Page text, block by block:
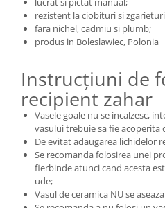
rezistent la ciobituri si zgarieturi
fara nichel, cadmiu si plumb;
produs in Boleslawiec, Polonia
Instrucțiuni de
recipient zahar
Vasele goale nu se incalzesc,
vasului trebuie sa fie acoperita
De evitat adaugarea lichidelor
Se recomanda folosirea unei
fierbinde atunci cand acesta
ude;
Vasul de ceramica NU se